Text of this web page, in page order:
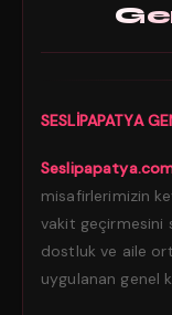
SESLİPAPATYA
misafirlerimizin
vakit geçirmesini
dostluk ve aile
uygulanan genel